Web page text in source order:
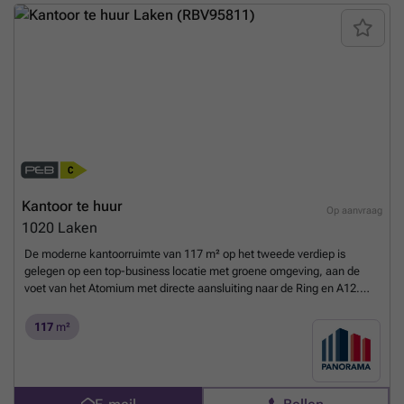
Afhankelijk van uw bedrijfsbehoeften zijn grotere of kleinere
oppervlaktes bespreekbaar. Onmiddellijk beschikbaar!Aarzel niet om
Op aanvraag
Kantoor te huur
1020 Laken
De moderne kantoorruimte van 117 m² op het tweede verdiep is
gelegen op een top-business locatie met groene omgeving, aan de
voet van het Atomium met directe aansluiting naar de Ring en A12.
Zaventem bevindt zich op slechts 15 min.Het prestigieus
ondersteuning en 24/24u security. Daarnaast is het gebouw voorzien
van zonnepanelen, airconditioning, veel lichtinval en een strakke
117 m²